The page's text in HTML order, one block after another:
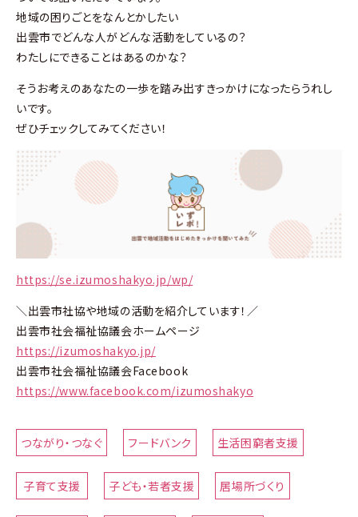
地域の困りごとをなんとかしたい
出雲市でどんな人がどんな活動をしているの？
わたしにできることはあるのかな？
そうお考えのあなたの一歩を踏み出すきっかけになったらうれし
いです。
ぜひチェックしてみてください！
https://se.izumoshakyo.jp/wp/
＼出雲市社協や地域の活動を紹介しています！／
出雲市社会福祉協議会ホームページ
https://izumoshakyo.jp/
出雲市社会福祉協議会Facebook
https://www.facebook.com/izumoshakyo
つながり・つなぐ フードバンク 生活困窮者支援
子育て支援 子ども・若者支援 居場所づくり